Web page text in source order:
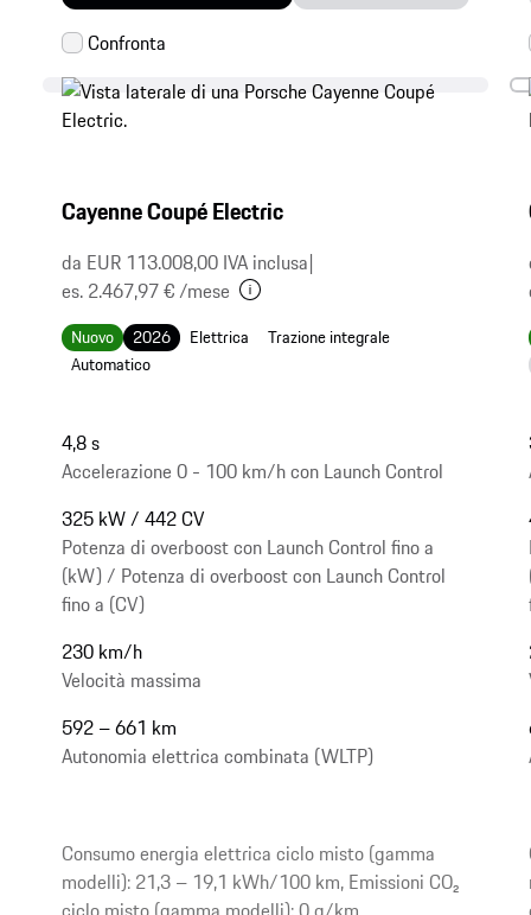
Cayenne Coupé Electric
da EUR 113.008,00 IVA inclusa|
es. 2.467,97 € /mese
Nuovo 2026 Elettrica
Trazione integrale
Automatico
4,8 s
Accelerazione 0 - 100 km/h con Launch Control
325 kW / 442 CV
Potenza di overboost con Launch Control fino a
(kW) / Potenza di overboost con Launch Control
fino a (CV)
230 km/h
Velocità massima
592 – 661 km
Autonomia elettrica combinata (WLTP)
Consumo energia elettrica ciclo misto (gamma
modelli): 21,3 – 19,1 kWh/100 km, Emissioni CO₂